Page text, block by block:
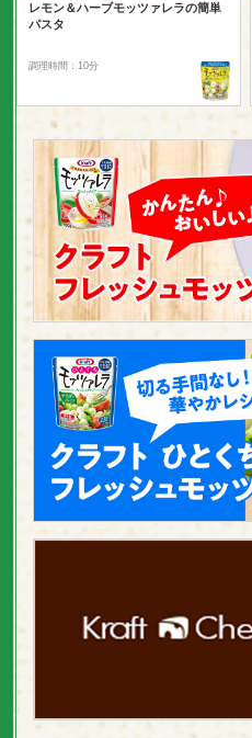
レモン＆ハーブモッツァレラの簡単
パスタ
調理時間：10分